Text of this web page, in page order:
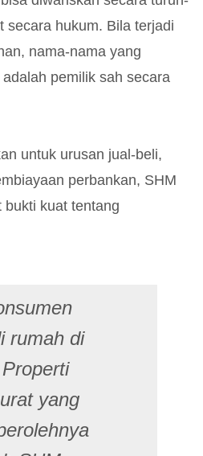
secara hukum. Bila terjadi
nama-nama yang
pemilik sah secara
untuk urusan jual-beli,
perbankan, SHM
bukti kuat tentang
rumah di
yang